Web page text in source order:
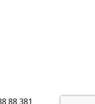
88 381